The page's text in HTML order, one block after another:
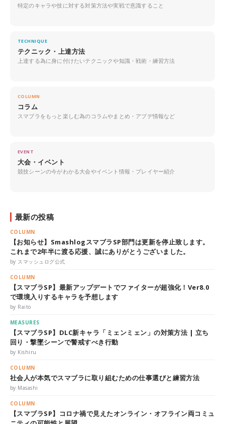
特定のキャラや技に対する対策方法や実戦で意識すること
TECHNIQUE
テクニック・上達方法
上達する為に身に付けたいテクニックや知識・戦術・練習方法
COLUMN
コラム
スマブラをもっと楽しむ為のコラムやまとめ・アプデ情報など
EVENT
大会・イベント
競技シーンの今がわかる大会やイベント情報・プレイヤー紹介
最新の投稿
COLUMN
【お知らせ】SmashlogスマブラSP部門は更新を停止致します。
これまで2年半に渡る応援、誠にありがとうございました。
by スマッシュログ公式
COLUMN
【スマブラSP】最新アップデートでファイターが超強化！Ver8.0
で環境入りするキャラを予想します
by Raito
MEASURES
【スマブラSP】DLC新キャラ「ミェンミェン」の対策方法 | 立ち
回り・撃墜シーンで警戒すべき行動
by Kishiru
COLUMN
社会人が本気でスマブラに取り組むための仕事選びと練習方法
by Masashi
COLUMN
【スマブラSP】コロナ禍で見えたオンライン・オフライン両コミュ